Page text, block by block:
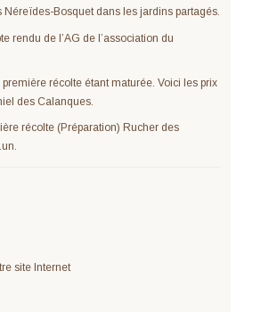
Néreïdes-Bosquet dans les jardins partagés.
rendu de l’AG de l’association du
récolte étant maturée. Voici les prix
des Calanques.
récolte (Préparation) Rucher des
site Internet